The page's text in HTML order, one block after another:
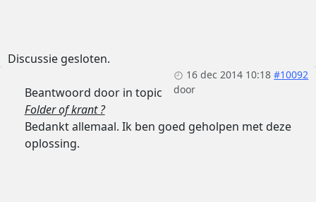
Discussie gesloten.
16 dec 2014 10:18 #10092
door
Beantwoord door in topic
Folder of krant ?
Bedankt allemaal. Ik ben goed geholpen met deze
oplossing.